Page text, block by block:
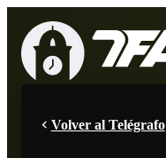
Volver al Telégrafo